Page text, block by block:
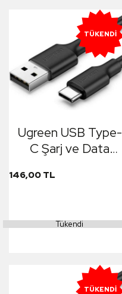
TÜKENDI
Ugreen USB Type-
C Şarj ve Data
Metre
146,00 TL
Tükendi
TÜKENDI